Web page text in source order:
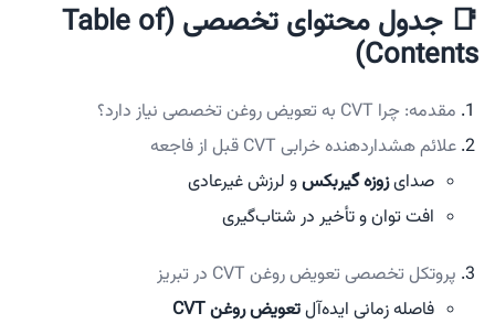
📑 جدول محتوای تخصصی (Table of
Contents)
مقدمه: چرا CVT به تعویض روغن تخصصی نیاز دارد؟
علائم هشداردهنده خرابی CVT قبل از فاجعه
صدایزوزه گیربکسو لرزش غیرعادی
افت توان و تأخیر در شتاب‌گیری
پروتکل تخصصی تعویض روغن CVT در تبریز
فاصله زمانی ایده‌آلتعویض روغن CVT